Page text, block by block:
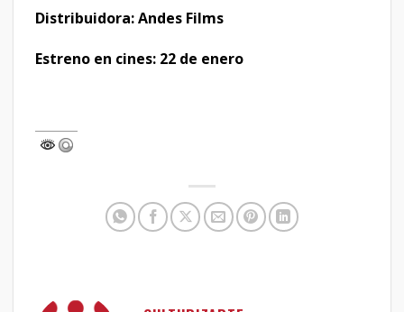
Distribuidora: Andes Films
Estreno en cines: 22 de enero